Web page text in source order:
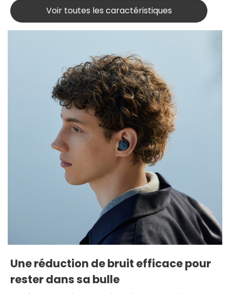
Voir toutes les caractéristiques
Une réduction de bruit efficace pour
rester dans sa bulle